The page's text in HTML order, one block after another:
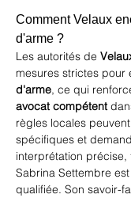
Comment Velaux
d'arme ?
Les autorités de
mesures strictes pour
d'arme, ce qui
avocat compétent
règles locales
spécifiques et
interprétation
Sabrina Settembre
qualifiée. Son savoir-